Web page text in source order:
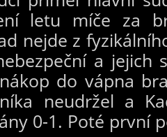
letu míče za
nejde z
a jejich
do vápna
neudržel a
0-1. Poté první